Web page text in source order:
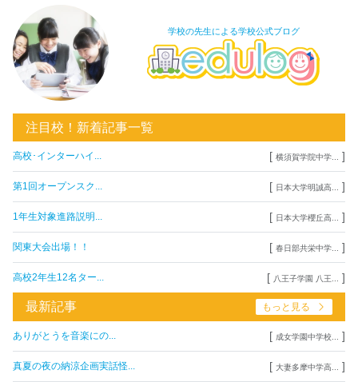
学校の先生による学校公式ブログ
注目校！新着記事一覧
高校･インターハイ... [ 横須賀学院中学... ]
第1回オープンスク... [ 日本大学明誠高... ]
1年生対象進路説明... [ 日本大学櫻丘高... ]
関東大会出場！！ [ 春日部共栄中学... ]
高校2年生12名ター... [ 八王子学園 八王... ]
最新記事 もっと見る
ありがとうを音楽にの... [ 成女学園中学校... ]
真夏の夜の納涼企画実話怪... [ 大妻多摩中学高... ]